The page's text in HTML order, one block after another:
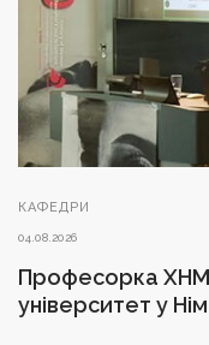
КАФЕДРИ
04.08.2026
Професорка
університет у